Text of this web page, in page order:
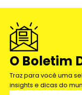
O Boletim
Traz para você uma
insights e dicas do